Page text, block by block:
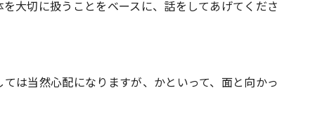
大切に扱うことをベースに、話をしてあげてくださ
は当然心配になりますが、かといって、面と向かっ